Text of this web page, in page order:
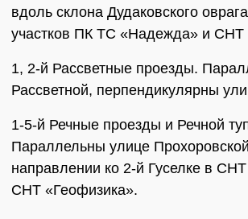
вдоль склона Дудаковского
участков ПК ТС «Надежда» и СНТ
1, 2-й Рассветные проезды.
Рассветной, перпендикулярны
1-5-й Речные проезды и Речной
Параллельны улице
направлении ко 2-й Гуселке в
СНТ «Геофизика».